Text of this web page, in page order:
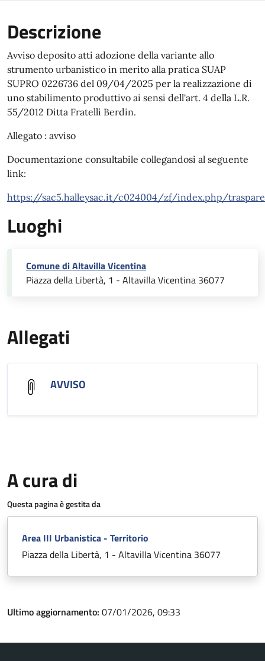
Descrizione
Avviso deposito atti adozione della variante allo
strumento urbanistico in merito alla pratica SUAP
SUPRO 0226736 del 09/04/2025 per la realizzazione di
uno stabilimento produttivo ai sensi dell'art. 4 della L.R.
55/2012 Ditta Fratelli Berdin.
Allegato : avviso
Documentazione consultabile collegandosi al seguente
link:
https://sac5.halleysac.it/c024004/zf/index.php/
Luoghi
Comune di Altavilla Vicentina
Piazza della Libertà, 1 - Altavilla Vicentina 36077
Allegati
AVVISO
A cura di
Questa pagina è gestita da
Area III Urbanistica - Territorio
Piazza della Libertà, 1 - Altavilla Vicentina 36077
Ultimo aggiornamento: 07/01/2026, 09:33